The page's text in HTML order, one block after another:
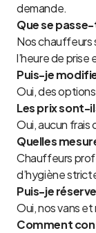
demande.
Que se
Nos chauffeurs
l’heure de prise
Puis-je
Oui, des
Les prix sont-
Oui, aucun frais
Quelles
Chauffeurs
d’hygiène
Puis-je
Oui, nos vans
Comment